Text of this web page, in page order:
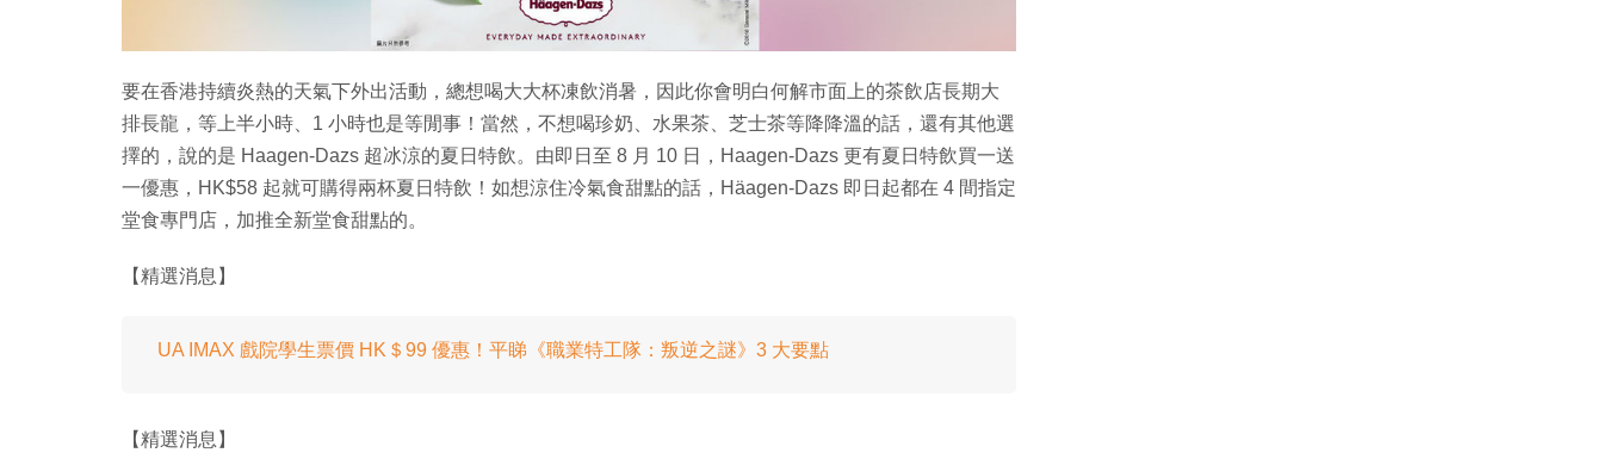
要在香港持續炎熱的天氣下外出活動，總想喝大大杯凍飲消暑，因此你會明白何解市面上的茶飲店長期大
排長龍，等上半小時、1 小時也是等閒事！當然，不想喝珍奶、水果茶、芝士茶等降降溫的話，還有其他選
擇的，說的是 Haagen-Dazs 超冰涼的夏日特飲。由即日至 8 月 10 日，Haagen-Dazs 更有夏日特飲買一送
一優惠，HK$58 起就可購得兩杯夏日特飲！如想涼住冷氣食甜點的話，Häagen-Dazs 即日起都在 4 間指定
堂食專門店，加推全新堂食甜點的。
【精選消息】
UA IMAX 戲院學生票價 HK＄99 優惠！平睇《職業特工隊：叛逆之謎》3 大要點
【精選消息】